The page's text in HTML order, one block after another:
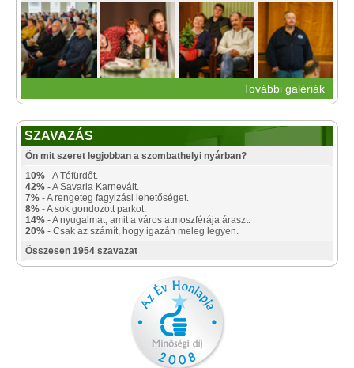
További galériák
SZAVAZÁS
Ön mit szeret legjobban a szombathelyi nyárban?
10% - A Tófürdőt.
42% - A Savaria Karnevált.
7% - A rengeteg fagyizási lehetőséget.
8% - A sok gondozott parkot.
14% - A nyugalmat, amit a város atmoszférája áraszt.
20% - Csak az számít, hogy igazán meleg legyen.
Összesen 1954 szavazat